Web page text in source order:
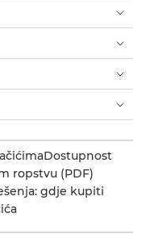
Dostupnost
ropstvu (PDF)
gdje kupiti